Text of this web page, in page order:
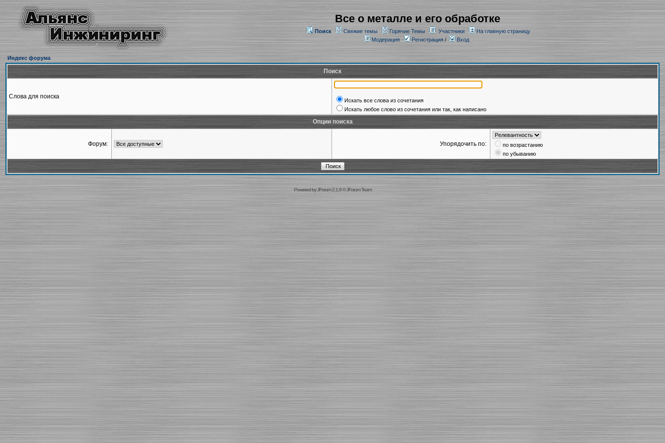
Все о металле и его обработке
Поиск Свежие темы Горячие Темы Участники
На главную страницу
Модерация
Регистрация/ Вход
Индекс форума
Поиск
Слова для поиска
Искать все слова из сочетания
Искать любое слово из сочетания или так, как написано
Опции поиска
Форум: Упорядочить по:
по возрастанию
по убыванию
Powered byJForum 2.1.9©JForum Team